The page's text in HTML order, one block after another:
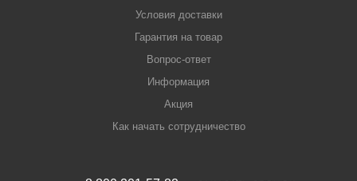
Условия доставки
Гарантия на товар
Вопрос-ответ
Информация
Акция
Как начать сотрудничество